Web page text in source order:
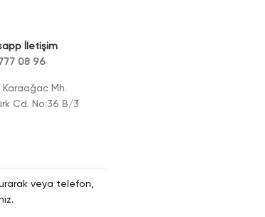
İletişim
08 96
Karaağac Mh.
Cd. No:36 B/3
veya telefon,